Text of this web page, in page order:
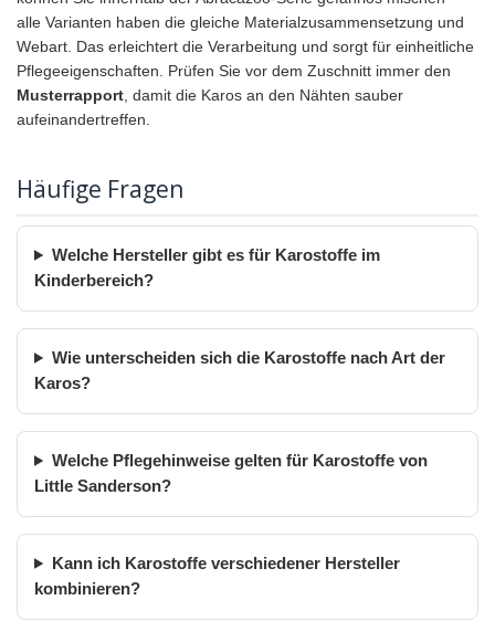
alle Varianten haben die gleiche Materialzusammensetzung und
Webart. Das erleichtert die Verarbeitung und sorgt für einheitliche
Pflegeeigenschaften. Prüfen Sie vor dem Zuschnitt immer den
Musterrapport , damit die Karos an den Nähten sauber
aufeinandertreffen.
Häufige Fragen
Welche Hersteller gibt es für Karostoffe im
Kinderbereich?
Wie unterscheiden sich die Karostoffe nach Art der
Karos?
Welche Pflegehinweise gelten für Karostoffe von
Little Sanderson?
Kann ich Karostoffe verschiedener Hersteller
kombinieren?